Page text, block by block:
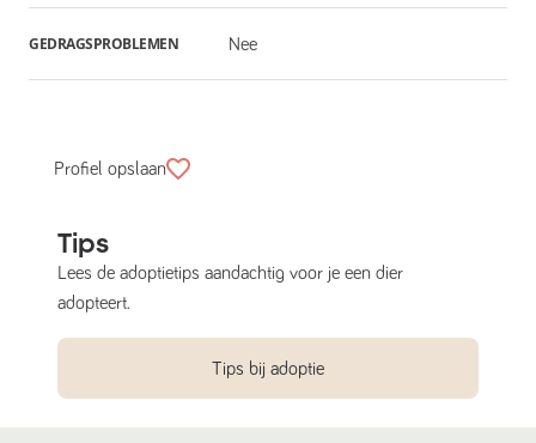
GEDRAGSPROBLEMEN Nee
Profiel opslaan
Tips
Lees de adoptietips aandachtig voor je een dier
adopteert.
Tips bij adoptie